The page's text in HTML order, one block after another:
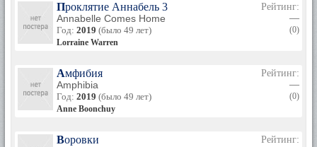
Проклятие Аннабель 3
Annabelle Comes Home
Год: 2019 (было 49 лет)
Lorraine Warren
Рейтинг:
—
(0)
Амфибия
Amphibia
Год: 2019 (было 49 лет)
Anne Boonchuy
Рейтинг:
—
(0)
Воровки
Рейтинг: